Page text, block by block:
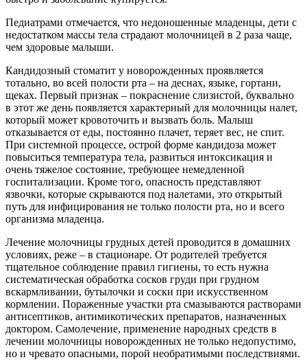
Педиатрами отмечается, что недоношенные младенцы, дети с
недостатком массы тела страдают молочницей в 2 раза чаще,
чем здоровые малыши.
Кандидозный стоматит у новорожденных проявляется
тотально, во всей полости рта – на деснах, языке, гортани,
щеках. Первый признак – покраснение слизистой, буквально
в этот же день появляется характерный для молочницы налет,
который может кровоточить и вызвать боль. Малыш
отказывается от еды, постоянно плачет, теряет вес, не спит.
При системной процессе, острой форме кандидоза может
повыситься температура тела, развиться интоксикация и
очень тяжелое состояние, требующее немедленной
госпитализации. Кроме того, опасность представляют
язвочки, которые скрываются под налетами, это открытый
путь для инфицирования не только полости рта, но и всего
организма младенца.
Лечение молочницы грудных детей проводится в домашних
условиях, реже – в стационаре. От родителей требуется
тщательное соблюдение правил гигиены, то есть нужна
систематическая обработка сосков груди при грудном
вскармливании, бутылочки и соски при искусственном
кормлении. Пораженные участки рта смазываются растворами
антисептиков, антимикотических препаратов, назначенных
доктором. Самолечение, применение народных средств в
лечении молочницы новорожденных не только недопустимо,
но и чревато опасными, порой необратимыми последствиями.